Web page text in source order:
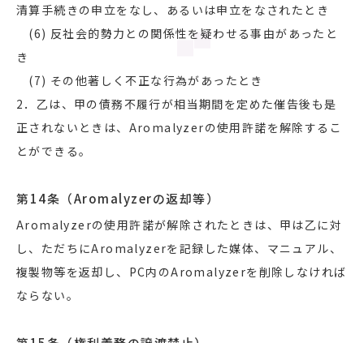
清算手続きの申立をなし、あるいは申立をなされたとき
(6) 反社会的勢力との関係性を疑わせる事由があったと
き
(7) その他著しく不正な行為があったとき
2．乙は、甲の債務不履行が相当期間を定めた催告後も是
正されないときは、Aromalyzerの使用許諾を解除するこ
とができる。
第14条（Aromalyzerの返却等）
Aromalyzerの使用許諾が解除されたときは、甲は乙に対
し、ただちにAromalyzerを記録した媒体、マニュアル、
複製物等を返却し、PC内のAromalyzerを削除しなければ
ならない。